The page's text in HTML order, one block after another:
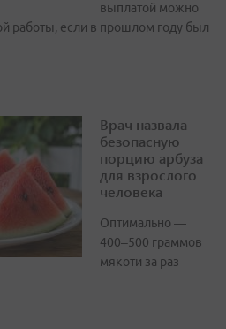
выплатой можно
работы, если в прошлом году был
Врач назвала
безопасную
порцию арбуза
для взрослого
человека
Оптимально —
400–500 граммов
мякоти за раз